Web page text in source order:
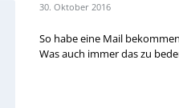
30. Oktober 2016
So habe eine Mail
Was auch immer das zu